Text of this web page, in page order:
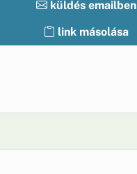
küldés emailben
link másolása